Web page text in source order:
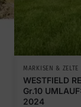
MARKISEN & ZELTE
WESTFIELD
Gr.10
2024